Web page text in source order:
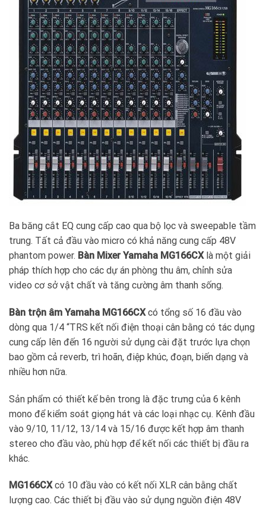
Ba băng cắt EQ cung cấp cao qua bộ lọc và sweepable tầm
trung. Tất cả đầu vào micro có khả năng cung cấp 48V
phantom power. Bàn Mixer Yamaha MG166CXlà một giải
pháp thích hợp cho các dự án phòng thu âm, chỉnh sửa
video cơ sở vật chất và tăng cường âm thanh sống.
Bàn trộn âm Yamaha MG166CXcó tổng số 16 đầu vào
dòng qua 1/4 “TRS kết nối điện thoại cân bằng có tác dụng
cung cấp lên đến 16 người sử dụng cài đặt trước lựa chọn
bao gồm cả reverb, trì hoãn, điệp khúc, đoạn, biến dạng và
nhiều hơn nữa.
Sản phẩm có thiết kế bên trong là đặc trưng của 6 kênh
mono để kiểm soát giọng hát và các loại nhạc cụ. Kênh đầu
vào 9/10, 11/12, 13/14 và 15/16 được kết hợp âm thanh
stereo cho đầu vào, phù hợp để kết nối các thiết bị đầu ra
khác.
MG166CXcó 10 đầu vào có kết nối XLR cân bằng chất
lượng cao. Các thiết bị đầu vào sử dụng nguồn điện 48V